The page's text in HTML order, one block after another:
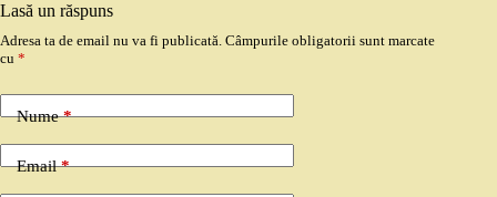
Lasă un răspuns
Adresa ta de email nu va fi publicată. Câmpurile obligatorii sunt marcate
cu *
Nume*
Email*